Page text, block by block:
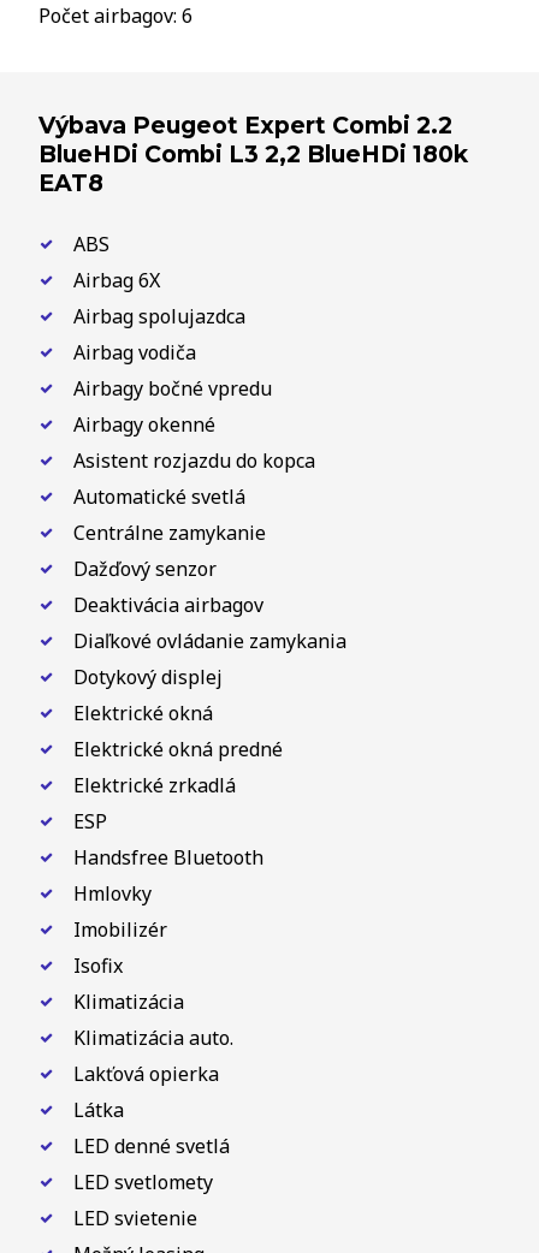
Počet airbagov: 6
Výbava Peugeot Expert Combi 2.2
BlueHDi Combi L3 2,2 BlueHDi 180k
EAT8
ABS
Airbag 6X
Airbag spolujazdca
Airbag vodiča
Airbagy bočné vpredu
Airbagy okenné
Asistent rozjazdu do kopca
Automatické svetlá
Centrálne zamykanie
Dažďový senzor
Deaktivácia airbagov
Diaľkové ovládanie zamykania
Dotykový displej
Elektrické okná
Elektrické okná predné
Elektrické zrkadlá
ESP
Handsfree Bluetooth
Hmlovky
Imobilizér
Isofix
Klimatizácia
Klimatizácia auto.
Lakťová opierka
Látka
LED denné svetlá
LED svetlomety
LED svietenie